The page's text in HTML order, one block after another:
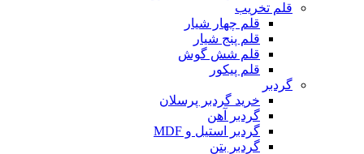
قلم تخریب
قلم چهار شیار
قلم پنج شیار
قلم شش گوش
قلم پیکور
گردبر
خرید گردبر پرسلان
گردبر آهن
گردبر استیل و MDF
گردبر بتن